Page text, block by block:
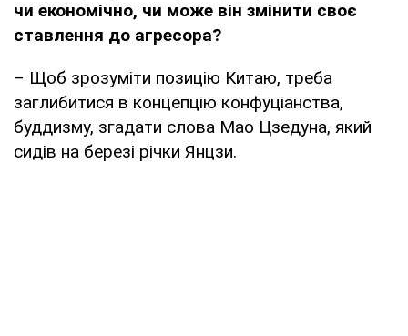
чи економічно, чи може він змінити своє
ставлення до агресора?
– Щоб зрозуміти позицію Китаю, треба
заглибитися в концепцію конфуціанства,
буддизму, згадати слова Мао Цзедуна, який
сидів на березі річки Янцзи.